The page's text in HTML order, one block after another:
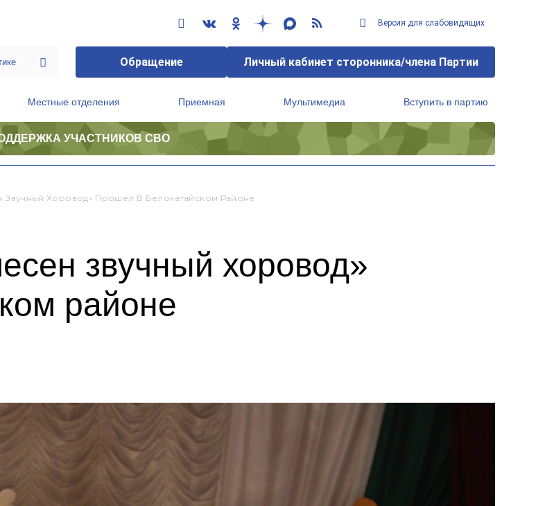
Версия для слабовидящих
Обращение Личный кабинет сторонника/члена Партии
Местные отделения Приемная Мультимедиа Вступить в партию
УЧАСТНИКОВ СВО
Звучный Хоровод» Прошел В Белокатайском Районе
звучный хоровод»
районе